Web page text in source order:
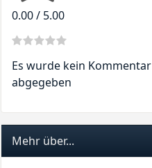
0.00 / 5.00
Es wurde kein Kommentar
abgegeben
Mehr über...